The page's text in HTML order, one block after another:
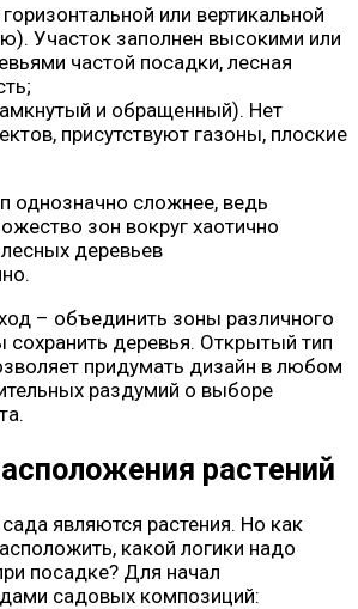
горизонтальной или вертикальной
Участок заполнен высокими или
частой посадки, лесная
и обращенный). Нет
присутствуют газоны, плоские
однозначно сложнее, ведь
зон вокруг хаотично
деревьев
– объединить зоны различного
сохранить деревья. Открытый тип
придумать дизайн в любом
раздумий о выборе
растений
являются растения. Но как
какой логики надо
посадке? Для начал
садовых композиций: